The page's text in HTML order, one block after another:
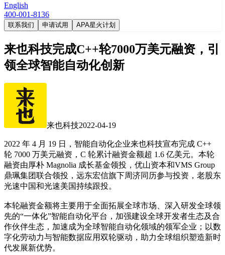
English
400-001-8136
联系我们 申请试用 APA星火计划
来也科技完成C++轮7000万美元融资，引
领全球智能自动化创新
来也科技2022-04-19
2022 年 4 月 19 日，智能自动化企业来也科技宣布完成 C++
轮 7000 万美元融资，C 轮累计融资金额超 1.6 亿美元。本轮
融资由厚朴 Magnolia 成长基金领投，优山资本和VMS Group
鼎珮集团联合领投，远东宏信旗下周济同历参与投资，老股东
光速中国和光速美国持续跟投。
本轮融资金额将主要用于全面拓展全球市场、深入研发全球领
先的“一体化”智能自动化平台，加强建设全球开发者生态及合
作伙伴生态，加速成为全球智能自动化领域的领军企业；以数
字化劳动力与智能数据应用双轮驱动，助力全球组织塑造新时
代发展新优势。